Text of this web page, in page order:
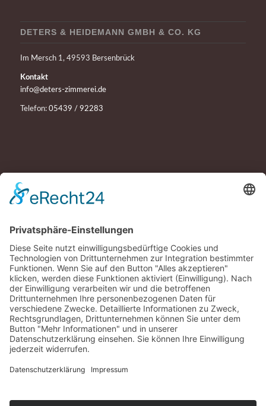
DETERS & HEIDEMANN GMBH & CO. KG
Im Mersch 1, 49593 Bersenbrück
Kontakt
info@deters-zimmerei.de
Telefon: 05439 / 92283
UNSERE DIENSTLEISTUNGEN
An und Umbauten
Fachwerk
Vorbauten
Holzrahmenbau & Neubauten
Denkmalschutz
Flachdach